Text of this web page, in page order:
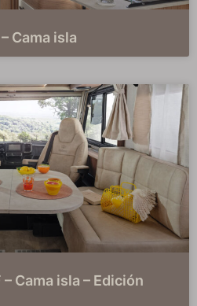
Cama isla
– Cama isla – Edición